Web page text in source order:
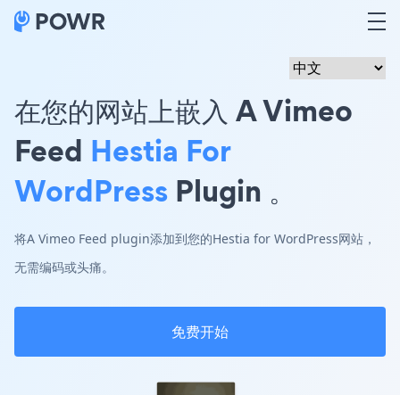
在您的网站上嵌入 A Vimeo
Feed Hestia For
WordPress Plugin 。
将A Vimeo Feed plugin添加到您的Hestia for WordPress网站，
无需编码或头痛。
免费开始